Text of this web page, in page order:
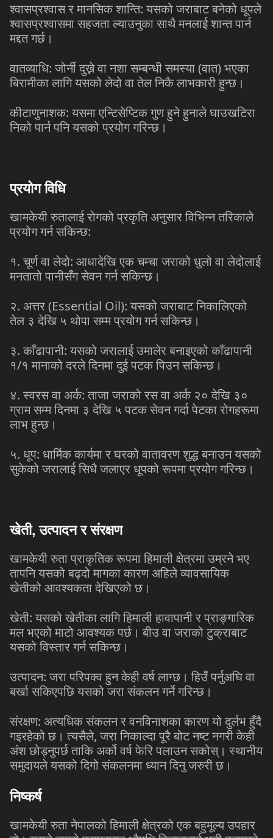
श्वासप्रश्वास र मानसिक शान्ति: यसको जराबाट बनेको धूपले
श्वासप्रश्वासमा सहजता ल्याउनुका साथै मनलाई शान्त पार्न
मद्दत गर्छ।
वातव्याधि: जोर्नी दुख्ने वा नशा सम्बन्धी समस्या (वात) भएका
बिरामीका लागि यसको लेदो वा तेल निकै लाभकारी हुन्छ।
कीटाणुनाशक: यसमा एन्टिसेप्टिक गुण हुने हुनाले घाउखटिरा
निको पार्न पनि यसको प्रयोग गरिन्छ।
प्रयोग विधि
खामकेयी रुतालाई रोगको प्रकृति अनुसार विभिन्न तरिकाले
प्रयोग गर्न सकिन्छ:
१. चूर्ण वा लेदो: आधादेखि एक चम्चा जराको धुलो वा लेदोलाई
मनतातो पानीसँग सेवन गर्न सकिन्छ।
२. अत्तर (Essential Oil): यसको जराबाट निकालिएको
तेल ३ देखि ५ थोपा सम्म प्रयोग गर्न सकिन्छ।
३. काँढापानी: यसको जरालाई उमालेर बनाइएको काँढापानी
१/१ मानाको दरले दिनमा दुई पटक पिउन सकिन्छ।
४. स्वरस वा अर्क: ताजा जराको रस वा अर्क २० देखि ३०
ग्राम सम्म दिनमा ३ देखि ५ पटक सेवन गर्दा पेटका रोगहरूमा
लाभ हुन्छ।
५. धूप: धार्मिक कार्यमा र घरको वातावरण शुद्ध बनाउन यसको
सुकेको जरालाई सिधै जलाएर धूपको रूपमा प्रयोग गरिन्छ।
खेती, उत्पादन र संरक्षण
खामकेयी रुता प्राकृतिक रूपमा हिमाली क्षेत्रमा उम्रने भए
तापनि यसको बढ्दो मागका कारण अहिले व्यावसायिक
खेतीको आवश्यकता देखिएको छ।
खेती: यसको खेतीका लागि हिमाली हावापानी र प्राङ्गारिक
मल भएको माटो आवश्यक पर्छ। बीउ वा जराको टुक्राबाट
यसको विस्तार गर्न सकिन्छ।
उत्पादन: जरा परिपक्व हुन केही वर्ष लाग्छ। हिउँ पर्नुअघि वा
बर्खा सकिएपछि यसको जरा संकलन गर्ने गरिन्छ।
संरक्षण: अत्यधिक संकलन र वनविनाशका कारण यो दुर्लभ हुँदै
गइरहेको छ। त्यसैले, जरा निकाल्दा पूरै बोट नष्ट नगरी केही
अंश छोड्नुपर्छ ताकि अर्को वर्ष फेरि पलाउन सकोस्। स्थानीय
समुदायले यसको दिगो संकलनमा ध्यान दिनु जरुरी छ।
निष्कर्ष
खामकेयी रुता नेपालको हिमाली क्षेत्रको एक बहुमूल्य उपहार